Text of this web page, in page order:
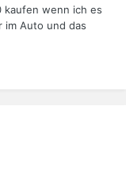
kaufen wenn ich es
im Auto und das